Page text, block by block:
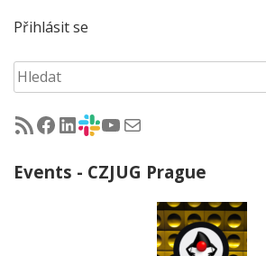
Přihlásit se
Hledat
RSS - články na jug.cz
Facebook skupina Czech Java User Group
LinkedIn skupina Czech Java User Group
CZJUG Slack fórum
CZJUG YouTube kanálCZJUG email
Events - CZJUG Prague